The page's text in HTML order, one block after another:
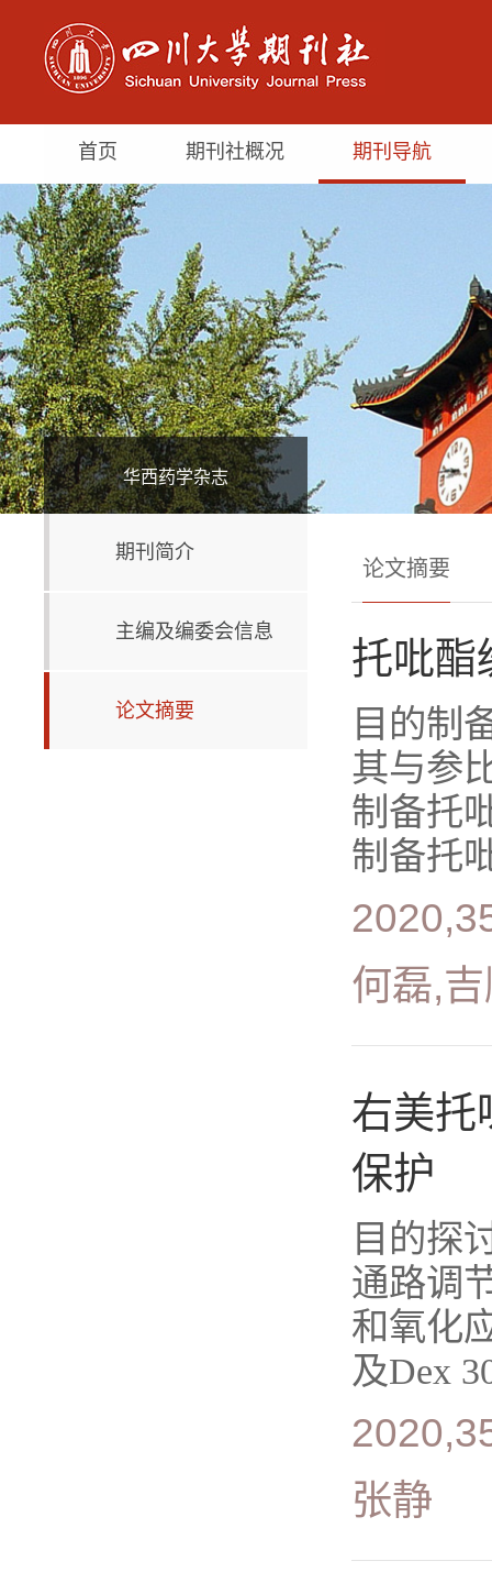
首页 期刊社概况 期刊导航
华西药学杂志
期刊简介
主编及编委会信息
论文摘要
论文摘要
托吡酯
目的制
其与参
制备托
制备托
何磊,
右美托
保护
目的探
通路调
和氧化
及Dex
张静